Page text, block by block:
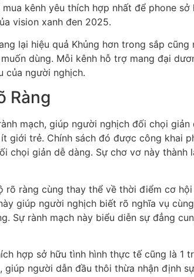
kênh yêu thích hợp nhất để phone
vision xanh đen 2025.
lại hiệu quả Khủng hơn trong sắp
dùng. Mỗi kênh hỗ trợ mang đại
của người nghịch.
Ràng
mạch, giúp người nghịch đối chọi
giới trẻ. Chính sách đó được công khai
giản dễ dàng. Sự chơ vơ này thành
rõ ràng cùng thay thể về thời điểm cơ
giúp người nghịch biết rõ nghĩa vụ
Sự rành mạch này biểu diễn sự đẳng
hợp sở hữu tình hình thực tế cũng là 1
người dẫn đầu thôi thừa nhận định